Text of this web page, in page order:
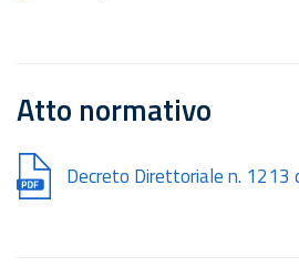
Atto normativo
Document
Decreto Direttoriale n.